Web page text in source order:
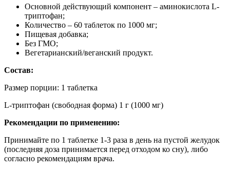
Основной действующий компонент – аминокислота L-
триптофан;
Количество – 60 таблеток по 1000 мг;
Пищевая добавка;
Без ГМО;
Вегетарианский/веганский продукт.
Состав:
Размер порции: 1 таблетка
L-триптофан (свободная форма) 1 г (1000 мг)
Рекомендации по применению:
Принимайте по 1 таблетке 1-3 раза в день на пустой желудок
(последняя доза принимается перед отходом ко сну), либо
согласно рекомендациям врача.